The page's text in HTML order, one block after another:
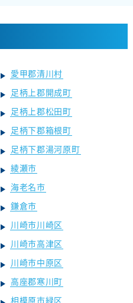
愛甲郡清川村
足柄上郡開成町
足柄上郡松田町
足柄下郡箱根町
足柄下郡湯河原町
綾瀬市
海老名市
鎌倉市
川崎市川崎区
川崎市高津区
川崎市中原区
高座郡寒川町
相模原市緑区